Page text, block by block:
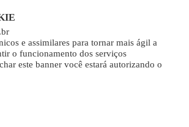
e assimilares para tornar mais ágil a
o funcionamento dos serviços
este banner você estará autorizando o